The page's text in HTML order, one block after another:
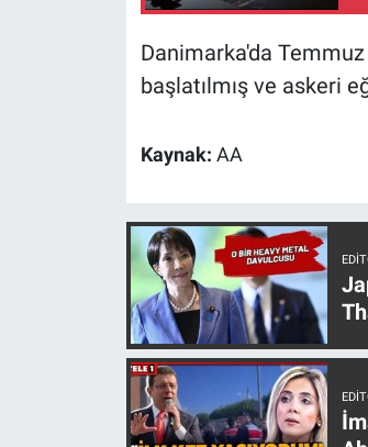
Danimarka'da
başlatılmış ve askeri
Kaynak: AA
Programlar
Türkiye'nin Geleceği
Türkiye'nin Gündemi
Yerel Gündem
Yerel Yaşam